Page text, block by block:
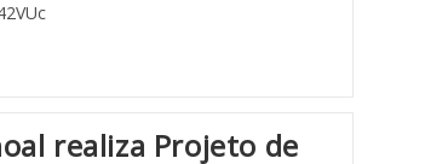
realiza Projeto de